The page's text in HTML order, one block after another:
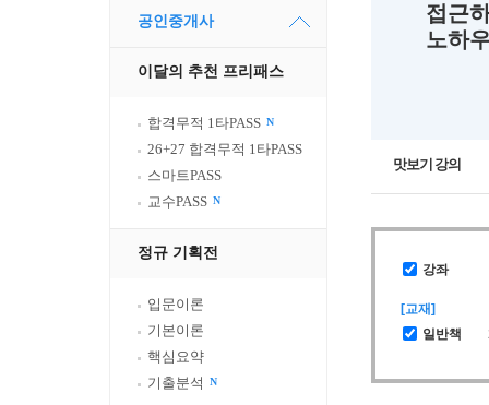
공인중개사
이달의 추천 프리패스
합격무적 1타PASS N
26+27 합격무적 1타PASS
스마트PASS
교수PASS N
정규 기획전
입문이론
기본이론
핵심요약
기출분석
N
접근
노하
맛보기 강의
강좌
[교재]
일반책